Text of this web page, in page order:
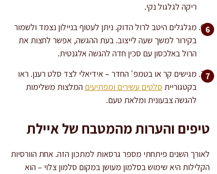
ריקה לגלגול נקי.
מגלגלים היטב לרול הדוק. ניתן לעטוף בניילון נצמד ולשמור
בקירור למשך שעה לייצוב. בעת ההגשה, אפשר לחצות את
הרול באלכסון עם סכין חדה להגשה אלגנטית.
מגישים קר או בטמפ' החדר – אידיאלי לצד סלט רענן. ראו
בקטגוריית סלטים עשירים ומפתיעים המלצות משלימות
להגשה צבעונית ומלאת טעם.
טיפים והערות מהמטבח של איילת
לאורך השנים פיתחתי מספר גרסאות למתכון הזה. אחת הוורסיות
הקלילות היא שימוש בסלמון מעושן במקום סלמון צלוי – הוא